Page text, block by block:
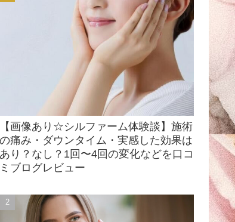
【画像あり☆シルファーム体験談】施術
の痛み・ダウンタイム・実感した効果は
あり？なし？1回〜4回の変化などを口コ
ミブログレビュー